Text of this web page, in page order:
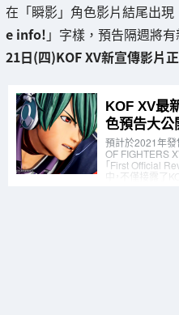
在「瞬影」角色影片結尾出現
e info! 」字樣，預告隔週將
21日(四)KOF XV新宣傳影片